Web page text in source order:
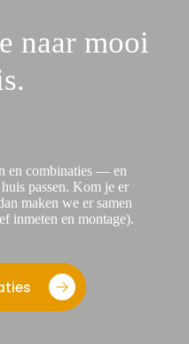
naar mooi
en combinaties — en
passen. Kom je er
maken we er samen
inmeten en montage).